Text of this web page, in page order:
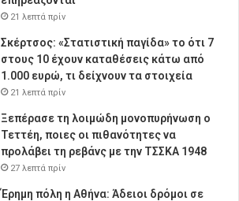
21 λεπτά πρίν
Σκέρτσος: «Στατιστική παγίδα» το ότι 7
στους 10 έχουν καταθέσεις κάτω από
1.000 ευρώ, τι δείχνουν τα στοιχεία
21 λεπτά πρίν
Ξεπέρασε τη λοιμώδη μονοπυρήνωση ο
Τεττέη, ποιες οι πιθανότητες να
προλάβει τη ρεβάνς με την ΤΣΣΚΑ 1948
27 λεπτά πρίν
Έρημη πόλη η Αθήνα: Άδειοι δρόμοι σε